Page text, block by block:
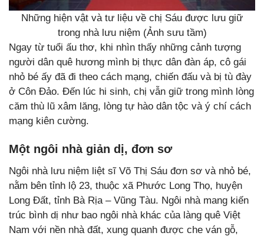
Những hiện vật và tư liệu về chị Sáu được lưu giữ
trong nhà lưu niệm (Ảnh sưu tầm)
Ngay từ tuổi ấu thơ, khi nhìn thấy những cảnh tượng
người dân quê hương mình bị thực dân đàn áp, cô gái
nhỏ bé ấy đã đi theo cách mạng, chiến đấu và bị tù đày
ở Côn Đảo. Đến lúc hi sinh, chị vẫn giữ trong mình lòng
căm thù lũ xâm lăng, lòng tự hào dân tộc và ý chí cách
mạng kiên cường.
Một ngôi nhà giản dị, đơn sơ
Ngôi nhà lưu niệm liệt sĩ Võ Thị Sáu đơn sơ và nhỏ bé,
nằm bên tỉnh lộ 23, thuộc xã Phước Long Thọ, huyện
Long Đất, tỉnh Bà Rịa – Vũng Tàu. Ngôi nhà mang kiến
trúc bình dị như bao ngôi nhà khác của làng quê Việt
Nam với nền nhà đất, xung quanh được che ván gỗ,